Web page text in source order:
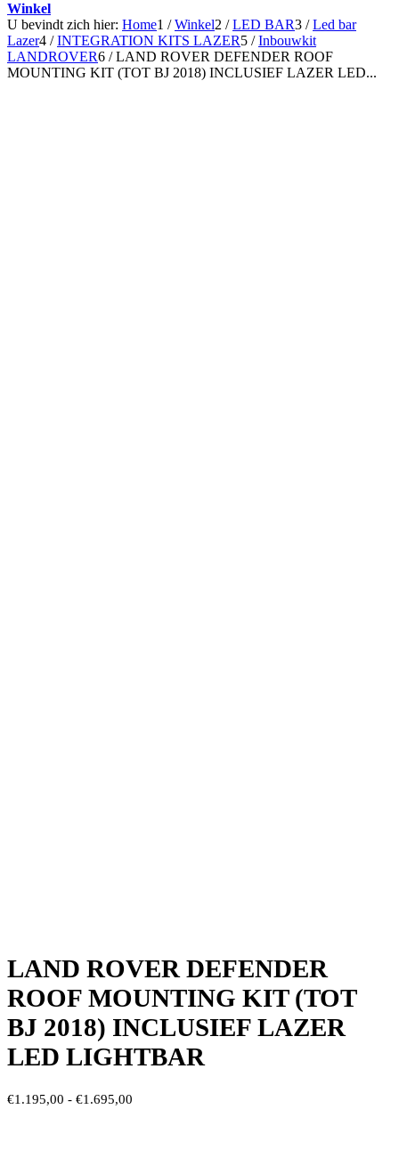
Can-bus interface
Accessoires Lazer
Kabelboom & Adapters
Installatiemateriaal
Connectoren
Winkel
U bevindt zich hier: Home1 / Winkel2 / LED BAR3 / Led bar
Lazer4 / INTEGRATION KITS LAZER5 / Inbouwkit
LANDROVER6 / LAND ROVER DEFENDER ROOF
MOUNTING KIT (TOT BJ 2018) INCLUSIEF LAZER LED...
LAND ROVER DEFENDER
ROOF MOUNTING KIT (TOT
BJ 2018) INCLUSIEF LAZER
LED LIGHTBAR
€1.195,00 - €1.695,00